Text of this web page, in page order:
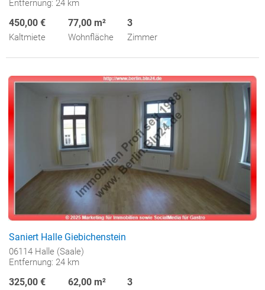
Entfernung: 24 km
450,00 €
Kaltmiete
77,00 m²
Wohnfläche
3
Zimmer
Saniert Halle Giebichenstein
06114 Halle (Saale)
Entfernung: 24 km
325,00 € 62,00 m² 3